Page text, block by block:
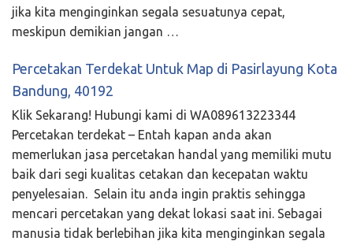
jika kita menginginkan segala sesuatunya cepat,
meskipun demikian jangan …
Percetakan Terdekat Untuk Map di Pasirlayung Kota
Bandung, 40192
Klik Sekarang! Hubungi kami di WA089613223344
Percetakan terdekat – Entah kapan anda akan
memerlukan jasa percetakan handal yang memiliki mutu
baik dari segi kualitas cetakan dan kecepatan waktu
penyelesaian. Selain itu anda ingin praktis sehingga
mencari percetakan yang dekat lokasi saat ini. Sebagai
manusia tidak berlebihan jika kita menginginkan segala